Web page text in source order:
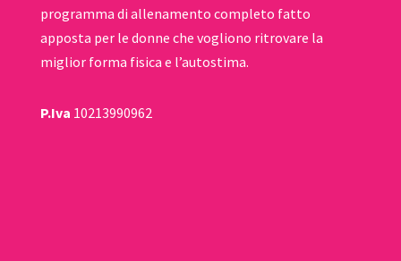
programma di allenamento completo fatto
apposta per le donne che vogliono ritrovare la
miglior forma fisica e l’autostima.
P.Iva 10213990962